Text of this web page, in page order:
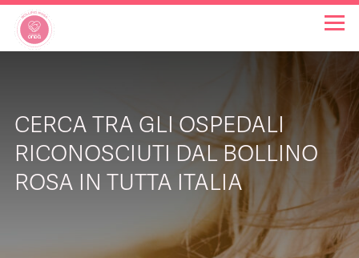
INIZIATIVE
NOTIZIE
CERCA TRA GLI OSPEDALI
RICONOSCIUTI DAL BOLLINO
ROSA IN TUTTA ITALIA